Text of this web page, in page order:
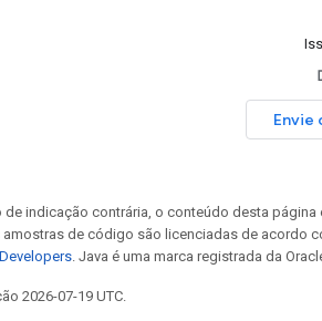
Envie
de indicação contrária, o conteúdo desta
amostras de código são licenciadas de acordo
. Java é uma marca registrada da
2026-07-19 UTC.